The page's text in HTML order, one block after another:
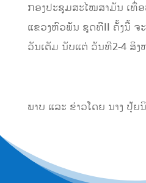
ກອງປະຊຸມສະໄໝສາມັນ ເທື່
ແຂວງຫົວພັນ ຊຸດທີII ຄັ້ງນີ້ ຈະ
ວັນເຕັມ ນັບແຕ່ ວັນທີ2-4 ສິງ
ພາບ ແລະ ຂ່າວໂດຍ ນາງ ປຸ້ຍ